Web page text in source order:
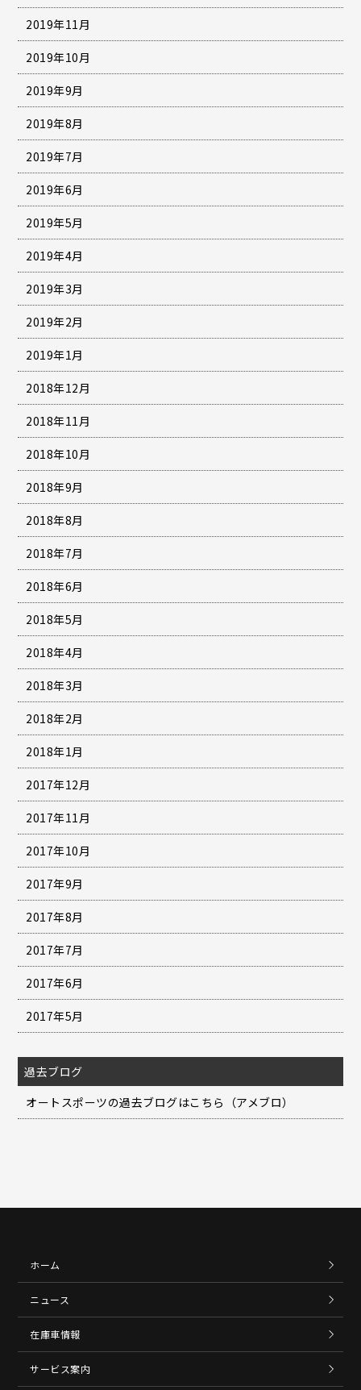
2019年11月
2019年10月
2019年9月
2019年8月
2019年7月
2019年6月
2019年5月
2019年4月
2019年3月
2019年2月
2019年1月
2018年12月
2018年11月
2018年10月
2018年9月
2018年8月
2018年7月
2018年6月
2018年5月
2018年4月
2018年3月
2018年2月
2018年1月
2017年12月
2017年11月
2017年10月
2017年9月
2017年8月
2017年7月
2017年6月
2017年5月
過去ブログ
オートスポーツの過去ブログはこちら（アメブロ）
ホーム
ニュース
在庫車情報
サービス案内